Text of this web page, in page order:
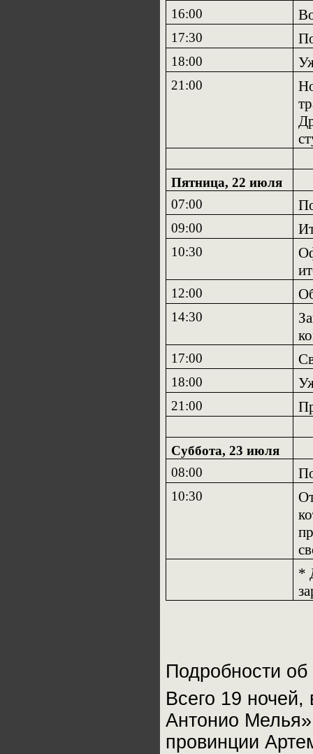
16:00
17:30
18:00
21:00
Пятница, 22 июля
07:00
09:00
10:30
12:00
14:30
17:00
18:00
21:00
Суббота, 23 июля
08:00
10:30
*
Подробности об
Всего 19
Антонио
провинции